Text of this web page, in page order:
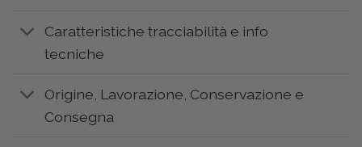
Caratteristiche tracciabilità e info
tecniche
Origine, Lavorazione, Conservazione e
Consegna